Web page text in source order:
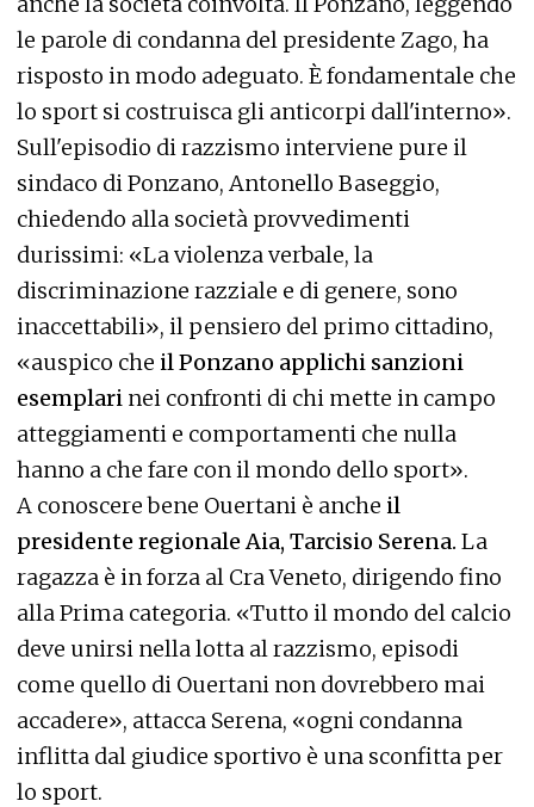
le parole di condanna del presidente Zago, ha
risposto in modo adeguato. È fondamentale che
lo sport si costruisca gli anticorpi dall'interno».
Sull'episodio di razzismo interviene pure il
sindaco di Ponzano, Antonello Baseggio,
chiedendo alla società provvedimenti
durissimi: «La violenza verbale, la
discriminazione razziale e di genere, sono
inaccettabili», il pensiero del primo cittadino,
«auspico che il Ponzano applichi sanzioni
esemplari nei confronti di chi mette in campo
atteggiamenti e comportamenti che nulla
hanno a che fare con il mondo dello sport».
A conoscere bene Ouertani è anche il
presidente regionale Aia, Tarcisio Serena. La
ragazza è in forza al Cra Veneto, dirigendo fino
alla Prima categoria. «Tutto il mondo del calcio
deve unirsi nella lotta al razzismo, episodi
come quello di Ouertani non dovrebbero mai
accadere», attacca Serena, «ogni condanna
inflitta dal giudice sportivo è una sconfitta per
lo sport.